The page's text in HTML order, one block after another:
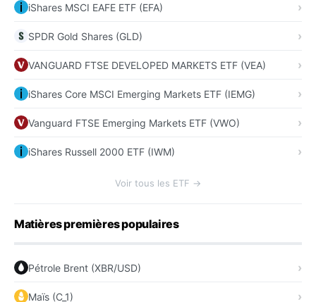
iShares MSCI EAFE ETF (EFA)
SPDR Gold Shares (GLD)
VANGUARD FTSE DEVELOPED MARKETS ETF (VEA)
iShares Core MSCI Emerging Markets ETF (IEMG)
Vanguard FTSE Emerging Markets ETF (VWO)
iShares Russell 2000 ETF (IWM)
Voir tous les ETF →
Matières premières populaires
Pétrole Brent (XBR/USD)
Maïs (C_1)